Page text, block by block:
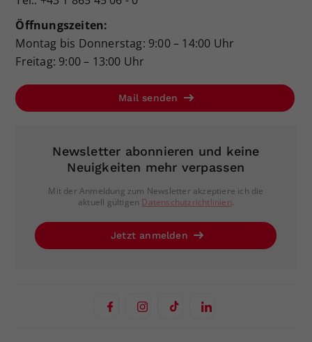
Öffnungszeiten:
Montag bis Donnerstag: 9:00 – 14:00 Uhr
Freitag: 9:00 – 13:00 Uhr
Mail senden
Newsletter abonnieren und keine
Neuigkeiten mehr verpassen
Mit der Anmeldung zum Newsletter akzeptiere ich die
aktuell gültigen Datenschutzrichtlinien.
Jetzt anmelden